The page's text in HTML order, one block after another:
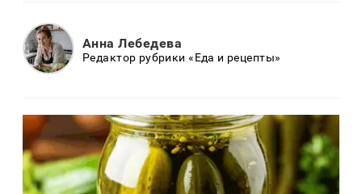
Анна Лебедева
Редактор рубрики «Еда и рецепты»